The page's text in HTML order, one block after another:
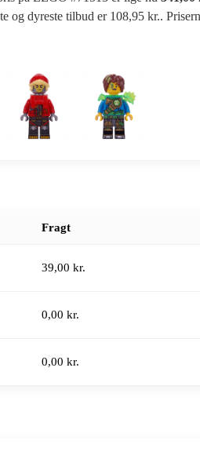
og dyreste tilbud er 108,95 kr..
Fragt
39,00 kr.
0,00 kr.
0,00 kr.